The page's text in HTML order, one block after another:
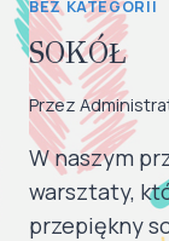
BEZ KATEGORII
SOKÓŁ
Przez
W naszym
warsztaty,
przepiękny